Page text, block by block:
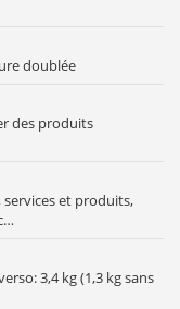
doublée
des produits
et produits,
3,4 kg (1,3 kg sans